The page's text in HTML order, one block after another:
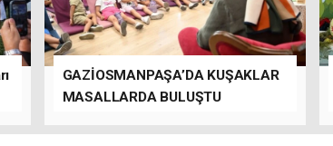
GAZİOSMANPAŞA’DA KUŞAKLAR
MASALLARDA BULUŞTU